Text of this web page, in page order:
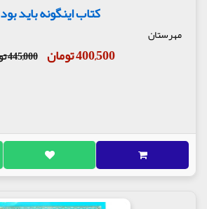
کتاب اینگونه باید بود
مهرستان
400,500 تومان 445,000 تومان